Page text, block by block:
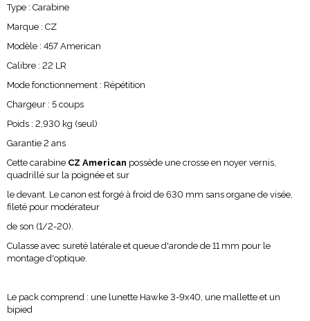
Type : Carabine
Marque : CZ
Modèle : 457 American
Calibre : 22 LR
Mode fonctionnement : Répétition
Chargeur : 5 coups
Poids : 2,930 kg (seul)
Garantie 2 ans
Cette carabine CZ American possède une crosse en noyer vernis,
quadrillé sur la poignée et sur
le devant. Le canon est forgé à froid de 630 mm sans organe de visée,
fileté pour modérateur
de son (1/2-20).
Culasse avec sureté latérale et queue d'aronde de 11 mm pour le
montage d'optique.
Le pack comprend : une lunette Hawke 3-9x40, une mallette et un
bipied